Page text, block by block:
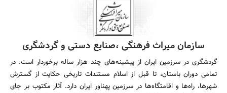
سازمان میراث فرهنگی ،صنایع دستی و گردشگری
گردشگری در سرزمین ایران از پیشینه‌های چند هزار ساله برخوردار است. در
تمامی دوران باستان، تا قبل از اسلام مستندات تاریخی حکایت از گسترش
شهرها، راه‌ها و اقامتگاه‌ها در سرزمین پهناور ایران دارد. آثار مکتوب‌ بر جای